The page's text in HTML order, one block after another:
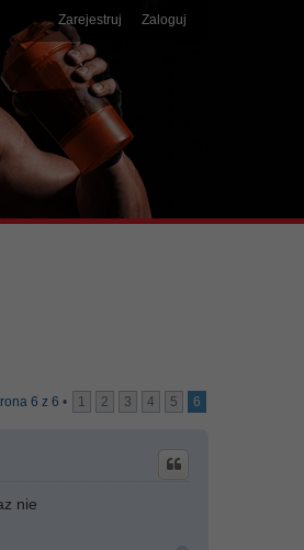
Zarejestruj Zaloguj
6 z 6 • 1 2 3 4 5 6
nie